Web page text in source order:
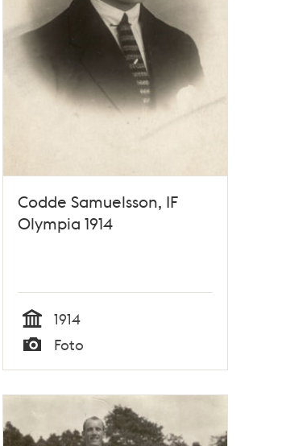
Codde Samuelsson, IF
Olympia 1914
Tid
1914
Typ
Foto